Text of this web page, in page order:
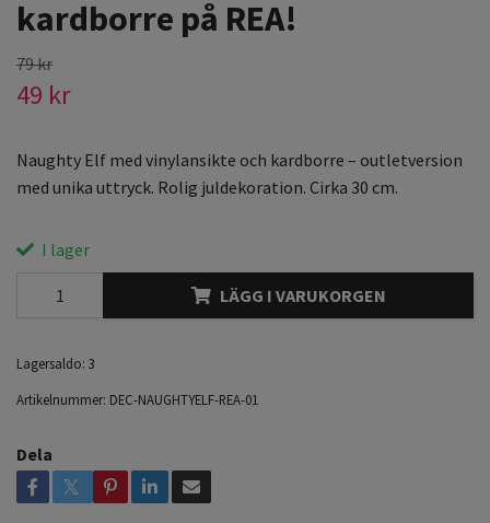
kardborre på REA!
79 kr
49 kr
Naughty Elf med vinylansikte och kardborre – outletversion
med unika uttryck. Rolig juldekoration. Cirka 30 cm.
I lager
LÄGG I VARUKORGEN
Lagersaldo: 3
Artikelnummer: DEC-NAUGHTYELF-REA-01
Dela